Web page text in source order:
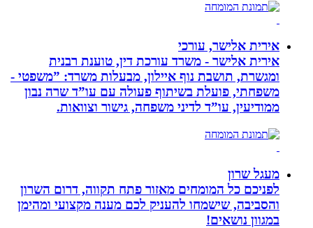
אירית אלישר, עורכי
אירית אלישר - משרד עורכת דין, טוענת רבנית
ומגשרת, תושבת נוף איילון, מבעלות משרד: ”משפטי -
משפחתי, פועלת בשיתוף פעולה עם עו”ד שרה נבון
ממודיעין, עו”ד לדיני משפחה, גישור וצוואות.
מעגל שרון
לפניכם כל המומחים מאזור פתח תקווה, דרום השרון
והסביבה, שישמחו להעניק לכם מענה מקצועי ומהימן
במגוון נושאים!